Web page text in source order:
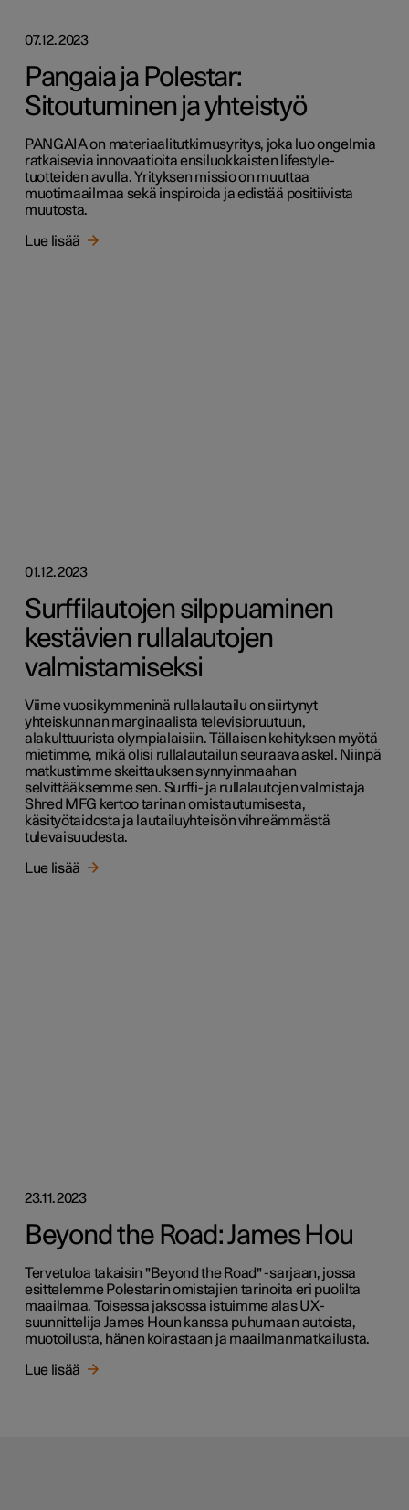
07.12.2023
Pangaia ja Polestar:
Sitoutuminen ja yhteistyö
PANGAIA on materiaalitutkimusyritys, joka luo ongelmia
ratkaisevia innovaatioita ensiluokkaisten lifestyle-
tuotteiden avulla. Yrityksen missio on muuttaa
muotimaailmaa sekä inspiroida ja edistää positiivista
muutosta.
Lue lisää
01.12.2023
Surffilautojen silppuaminen
kestävien rullalautojen
valmistamiseksi
Viime vuosikymmeninä rullalautailu on siirtynyt
yhteiskunnan marginaalista televisioruutuun,
alakulttuurista olympialaisiin. Tällaisen kehityksen myötä
mietimme, mikä olisi rullalautailun seuraava askel. Niinpä
matkustimme skeittauksen synnyinmaahan
selvittääksemme sen. Surffi- ja rullalautojen valmistaja
Shred MFG kertoo tarinan omistautumisesta,
käsityötaidosta ja lautailuyhteisön vihreämmästä
tulevaisuudesta.
Lue lisää
23.11.2023
Beyond the Road: James Hou
Tervetuloa takaisin "Beyond the Road" -sarjaan, jossa
esittelemme Polestarin omistajien tarinoita eri puolilta
maailmaa. Toisessa jaksossa istuimme alas UX-
suunnittelija James Houn kanssa puhumaan autoista,
muotoilusta, hänen koirastaan ja maailmanmatkailusta.
Lue lisää